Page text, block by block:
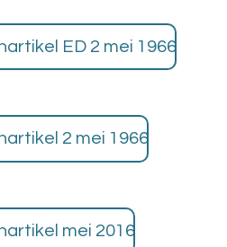
ED 2 mei 1966
2 mei 1966
mei 2016